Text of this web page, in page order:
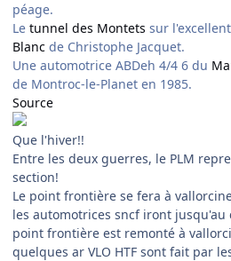
péage.
Le tunnel des Montets sur
Blanc de Christophe Jacquet.
Une automotrice ABDeh 4/4 6 du
de Montroc-le-Planet en 1985.
Source
Que l'hiver!!
Entre les deux guerres, le PLM
section!
Le point frontière se fera à
les automotrices sncf iront jusqu'au
point frontière est remonté à
quelques ar VLO HTF sont fait par